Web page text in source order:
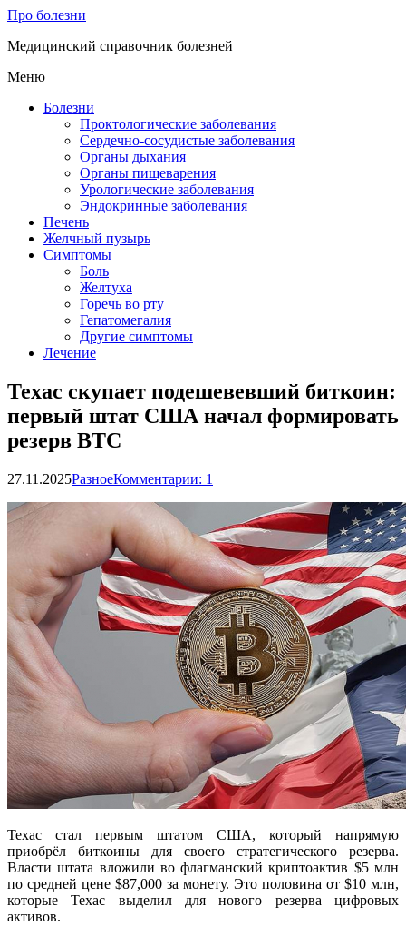
Про болезни
Медицинский справочник болезней
Меню
Болезни
Проктологические заболевания
Сердечно-сосудистые заболевания
Органы дыхания
Органы пищеварения
Урологические заболевания
Эндокринные заболевания
Печень
Желчный пузырь
Симптомы
Боль
Желтуха
Горечь во рту
Гепатомегалия
Другие симптомы
Лечение
Техас скупает подешевевший биткоин:
первый штат США начал формировать
резерв BTC
27.11.2025РазноеКомментарии: 1
Техас стал первым штатом США, который напрямую
приобрёл биткоины для своего стратегического резерва.
Власти штата вложили во флагманский криптоактив $5 млн
по средней цене $87,000 за монету. Это половина от $10 млн,
которые Техас выделил для нового резерва цифровых
активов.